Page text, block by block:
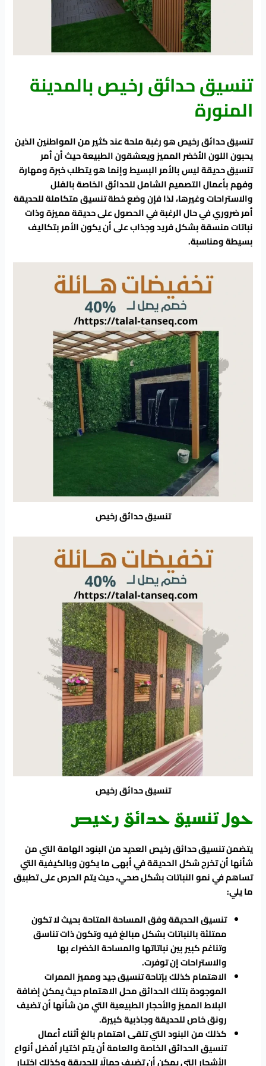
تنسيق حدائق رخيص بالمدينة
المنورة
تنسيق حدائق رخيص هو رغبة ملحة عند كثير من المواطنين الذين
يحبون اللون الأخضر المميز ويعشقون الطبيعة حيث أن أمر
تنسيق حديقة ليس بالأمر البسيط وإنما هو يتطلب خبرة ومهارة
وفهم بأعمال التصميم الشامل للحدائق الخاصة بالفلل
والاستراحات وغيرها، لذا فإن وضع خطة تنسيق متكاملة للحديقة
أمر ضروري في حال الرغبة في الحصول على حديقة مميزة وذات
نباتات منسقة بشكل فريد وجذاب على أن يكون الأمر بتكاليف
بسيطة ومناسبة.
تنسيق حدائق رخيص
تنسيق حدائق رخيص
حول تنسيق حدائق رخيص
يتضمن تنسيق حدائق رخيص العديد من البنود الهامة التي من
شأنها أن تخرج شكل الحديقة في أبهى ما يكون وبالكيفية التي
تساهم في نمو النباتات بشكل صحي، حيث يتم الحرص على تطبيق
ما يلي:
تنسيق الحديقة وفق المساحة المتاحة بحيث لا تكون
ممتلئة بالنباتات بشكل مبالغ فيه وتكون ذات تناسق
وتناغم كبير بين نباتاتها والمساحة الخضراء بها
والاستراحات إن توفرت.
الاهتمام كذلك بإتاحة تنسيق جيد ومميز الممرات
الموجودة بتلك الحدائق محل الاهتمام حيث يمكن إضافة
البلاط المميز والأحجار الطبيعية التي من شأنها أن تضيف
رونق خاص للحديقة وجاذبية كبيرة.
كذلك من البنود التي تلقى اهتمام بالغ أثناء أعمال
تنسيق الحدائق الخاصة والعامة أن يتم اختيار أفضل أنواع
الأشجار التي يمكن أن تضيف جمالًا للحديقة وكذلك اختيار